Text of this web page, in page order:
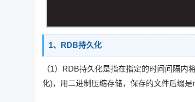
1、RDB持久化
（1）RDB持久化是指在指定的时间间隔内
化)，用二进制压缩存储，保存的文件后缀